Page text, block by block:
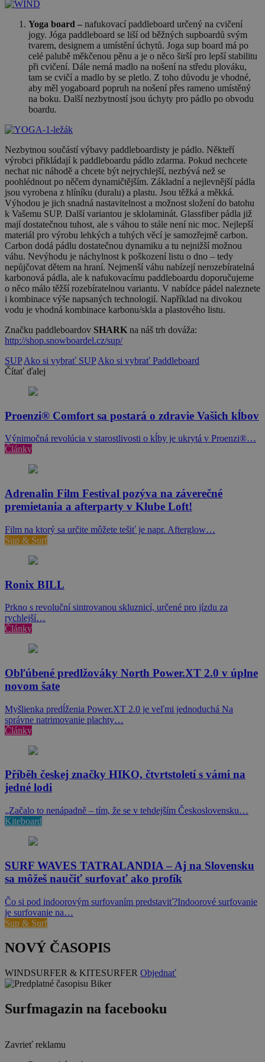
Yoga board – nafukovací paddleboard určený na cvičení
jogy. Jóga paddleboard se liší od běžných supboardů svým
tvarem, designem a umístění úchytů. Joga sup board má po
celé palubě měkčenou pěnu a je o něco širší pro lepší stabilitu
při cvičení. Dále nemá madlo na nošení na středu plováku,
tam se cvičí a madlo by se pletlo. Z toho důvodu je vhodné,
aby měl yogaboard popruh na nošení přes rameno umístěný
na boku. Další nezbytností jsou úchyty pro pádlo po obvodu
boardu.
Nezbytnou součástí výbavy paddleboardisty je pádlo. Někteří
výrobci přikládají k paddleboardu pádlo zdarma. Pokud nechcete
nechat nic náhodě a chcete být nejrychlejší, nezbývá než se
poohlédnout po něčem dynamičtějším. Základní a nejlevnější pádla
jsou vyrobena z hlíníku (duralu) a plastu. Jsou těžká a měkká.
Výhodou je jich snadná nastavitelnost a možnost složení do batohu
k Vašemu SUP. Další variantou je sklolaminát. Glassfiber pádla již
mají dostatečnou tuhost, ale s váhou to stále není nic moc. Nejlepší
materiál pro výrobu lehkých a tuhých věcí je samozřejmě carbon.
Carbon dodá pádlu dostatečnou dynamiku a tu nejnižší možnou
váhu. Nevýhodu je náchylnost k poškození listu o dno – tedy
nepůjčovat dětem na hraní. Nejmenší váhu nabízejí nerozebíratelná
karbonová pádla, ale k nafukovacímu paddleboardu doporučujeme
o něco málo těžší rozebíratelnou variantu. V nabídce pádel naleznete
i kombinace výše napsaných technologií. Například na divokou
vodu je vhodná kombinace karbonu/skla a plastového listu.
Značku paddleboardov SHARK na náš trh dováža:
http://shop.snowboardel.cz/sup/
SUP Ako si vybrať SUP Ako si vybrať Paddleboard
Čítať ďalej
Proenzi® Comfort sa postará o zdravie Vašich kĺbov
Výnimočná revolúcia v starostlivosti o kĺby je ukrytá v Proenzi®…
Články
Adrenalin Film Festival pozýva na záverečné
premietania a afterparty v Klube Loft!
Film na ktorý sa určite môžete tešiť je napr. Afterglow…
Sup & Surf
Ronix BILL
Prkno s revoluční sintrovanou skluznicí, určené pro jízdu za
rychlejší…
Články
Obľúbené predlžováky North Power.XT 2.0 v úplne
novom šate
Myšlienka predĺženia Power.XT 2.0 je veľmi jednoduchá Na
správne natrimovanie plachty…
Články
Příběh českej značky HIKO, čtvrtstoletí s vámi na
jedné lodi
„Začalo to nenápadně – tím, že se v tehdejším Československu…
Kiteboard
SURF WAVES TATRALANDIA – Aj na Slovensku
sa môžeš naučiť surfovať ako profík
Čo si pod indoorovým surfovaním predstaviť?Indoorové surfovanie
je surfovanie na…
Sup & Surf
NOVÝ ČASOPIS
WINDSURFER & KITESURFER Objednať
Surfmagazin na facebooku
Zavrieť reklamu